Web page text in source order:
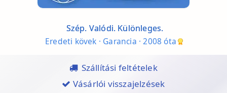
Szép. Valódi. Különleges.
Eredeti kövek · Garancia · 2008 óta
Szállítási feltételek
Vásárlói visszajelzések